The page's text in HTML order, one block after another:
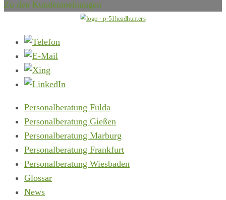
Zu den Kundenmeinungen
Personalberatung Fulda
Personalberatung Gießen
Personalberatung Marburg
Personalberatung Frankfurt
Personalberatung Wiesbaden
Glossar
News